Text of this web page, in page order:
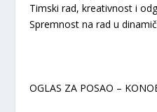
Timski rad, kreativnost i
Spremnost na rad u
OGLAS ZA POSAO –